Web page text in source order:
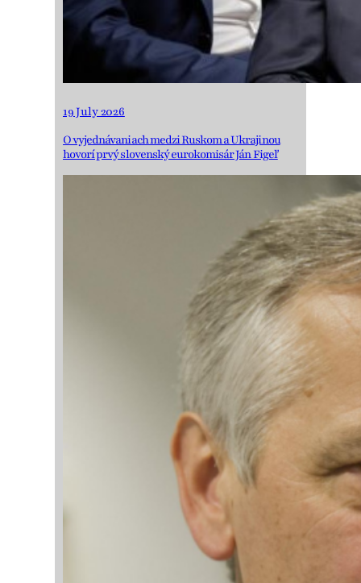
19 July 2026
O vyjednávaniach medzi Ruskom a Ukrajinou
hovorí prvý slovenský eurokomisár Ján Figeľ